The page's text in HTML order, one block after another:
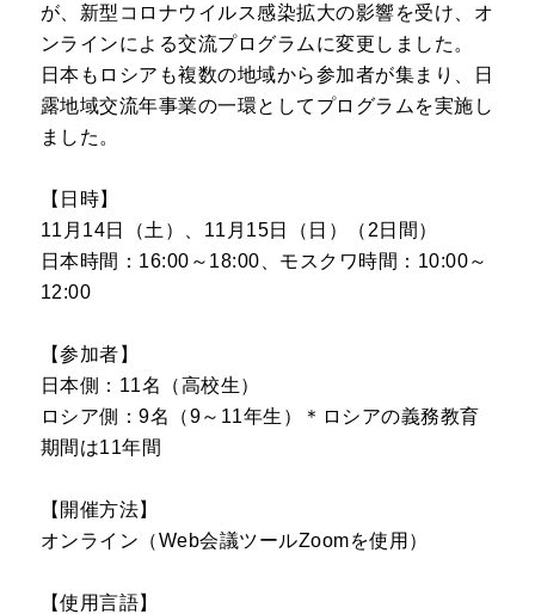
が、新型コロナウイルス感染拡大の影響を受け、オ
ンラインによる交流プログラムに変更しました。
日本もロシアも複数の地域から参加者が集まり、日
露地域交流年事業の一環としてプログラムを実施し
ました。
【日時】
11月14日（土）、11月15日（日）（2日間）
日本時間：16:00～18:00、モスクワ時間：10:00～
12:00
【参加者】
日本側：11名（高校生）
ロシア側：9名（9～11年生）＊ロシアの義務教育
期間は11年間
【開催方法】
オンライン（Web会議ツールZoomを使用）
【使用言語】